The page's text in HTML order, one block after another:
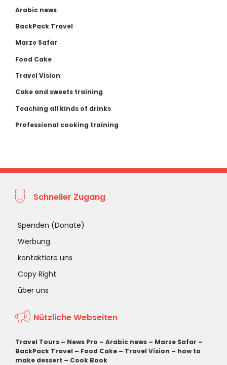
Arabic news
BackPack Travel
Marze Safar
Food Cake
Travel Vision
Cake and sweets training
Teaching all kinds of drinks
Professional cooking training
Schneller Zugang
Spenden (Donate)
Werbung
kontaktiere uns
Copy Right
über uns
Nützliche Webseiten
Travel Tours – News Pro – Arabic news – Marze Safar –
BackPack Travel – Food Cake – Travel Vision – how to
make dessert – Cook Book